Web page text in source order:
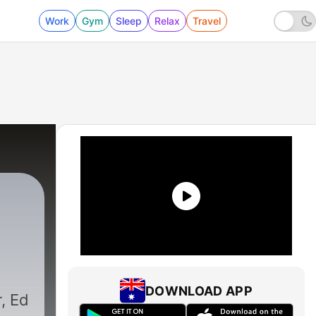
Work Gym Sleep Relax Travel
Ed DOWNLOAD APP